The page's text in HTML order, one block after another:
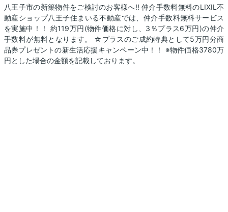
八王子市の新築物件をご検討のお客様へ!! 仲介手数料無料のLIXIL不
動産ショップ八王子住まいる不動産では、仲介手数料無料サービス
を実施中！！ 約119万円(物件価格に対し、3％プラス6万円)の仲介
手数料が無料となります。 ☆プラスのご成約特典として5万円分商
品券プレゼントの新生活応援キャンペーン中！！ ※物件価格3780万
円とした場合の金額を記載しております。